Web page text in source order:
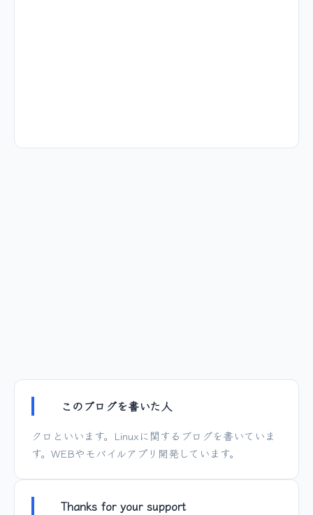
このブログを書いた人
クロといいます。Linuxに関するブログを書いていま
す。WEBやモバイルアプリ開発しています。
Thanks for your support